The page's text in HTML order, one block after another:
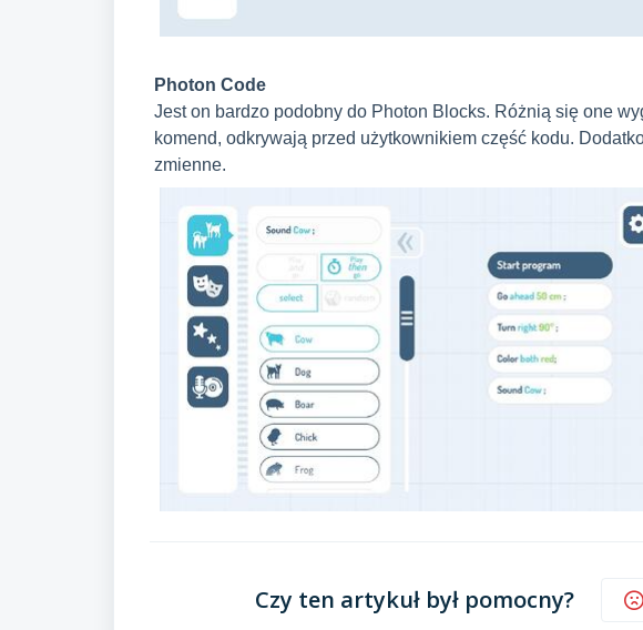
Photon Code
Jest on bardzo podobny do Photon Blocks. Różnią się one
komend, odkrywają przed użytkownikiem część kodu.
zmienne.
Czy ten artykuł był pomocny?